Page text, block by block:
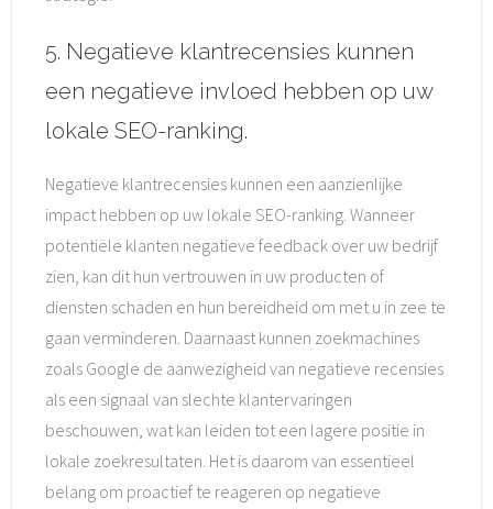
5. Negatieve klantrecensies kunnen
een negatieve invloed hebben op uw
lokale SEO-ranking.
Negatieve klantrecensies kunnen een aanzienlijke
impact hebben op uw lokale SEO-ranking. Wanneer
potentiële klanten negatieve feedback over uw bedrijf
zien, kan dit hun vertrouwen in uw producten of
diensten schaden en hun bereidheid om met u in zee te
gaan verminderen. Daarnaast kunnen zoekmachines
zoals Google de aanwezigheid van negatieve recensies
als een signaal van slechte klantervaringen
beschouwen, wat kan leiden tot een lagere positie in
lokale zoekresultaten. Het is daarom van essentieel
belang om proactief te reageren op negatieve